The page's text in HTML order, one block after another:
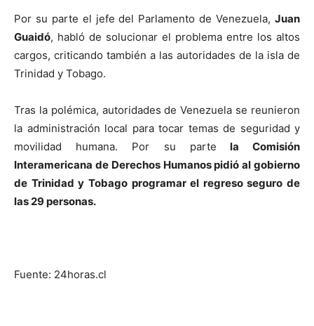
Por su parte el jefe del Parlamento de Venezuela, Juan
Guaidó, habló de solucionar el problema entre los altos
cargos, criticando también a las autoridades de la isla de
Trinidad y Tobago.
Tras la polémica, autoridades de Venezuela se reunieron
la administración local para tocar temas de seguridad y
movilidad humana. Por su parte la Comisión
Interamericana de Derechos Humanos pidió al gobierno
de Trinidad y Tobago programar el regreso seguro de
las 29 personas.
Fuente: 24horas.cl